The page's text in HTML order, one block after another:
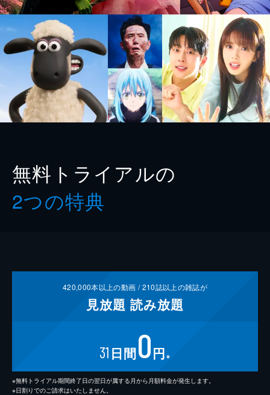
無料トライアルの
2つの特典
420,000本以上の動画 /210誌以上の雑誌が
見放題 読み放題
31 日間0円 ※
※無料トライアル期間終了日の翌日が属する月から月額料金が発生します。
※日割りでのご請求はいたしません。